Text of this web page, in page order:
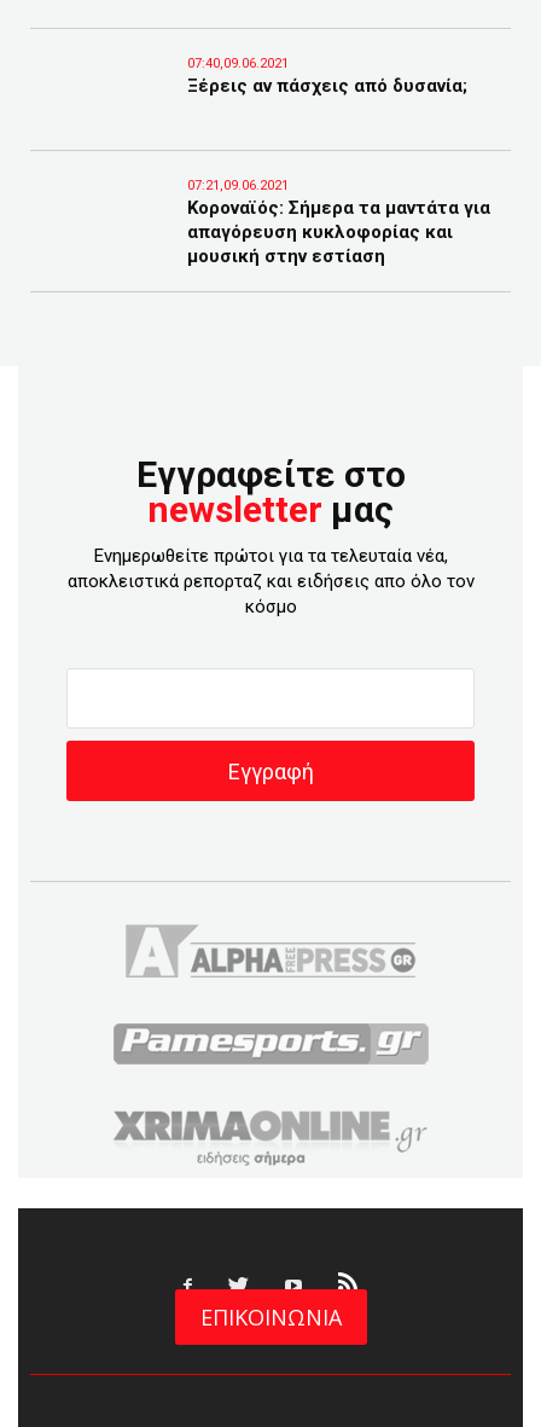
07:40,09.06.2021
Ξέρεις αν πάσχεις από δυσανία;
07:21,09.06.2021
Κοροναϊός: Σήμερα τα μαντάτα για
απαγόρευση κυκλοφορίας και
μουσική στην εστίαση
Εγγραφείτε στο
newsletter μας
Ενημερωθείτε πρώτοι για τα τελευταία νέα,
αποκλειστικά ρεπορταζ και ειδήσεις απο όλο τον
κόσμο
ΕΠΙΚΟΙΝΩΝΙΑ